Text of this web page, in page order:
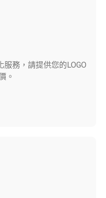
服務，請提供您的LOGO
。